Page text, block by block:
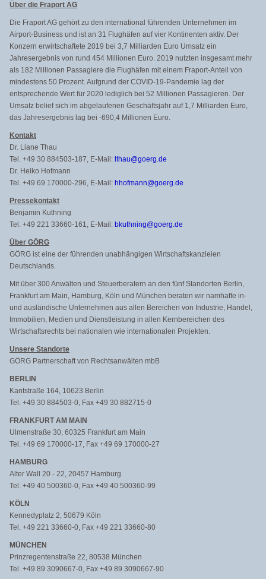
Über die Fraport AG
Die Fraport AG gehört zu den international führenden Unternehmen im
Airport-Business und ist an 31 Flughäfen auf vier Kontinenten aktiv. Der
Konzern erwirtschaftete 2019 bei 3,7 Milliarden Euro Umsatz ein
Jahresergebnis von rund 454 Millionen Euro. 2019 nutzten insgesamt mehr
als 182 Millionen Passagiere die Flughäfen mit einem Fraport-Anteil von
mindestens 50 Prozent. Aufgrund der COVID-19-Pandemie lag der
entsprechende Wert für 2020 lediglich bei 52 Millionen Passagieren. Der
Umsatz belief sich im abgelaufenen Geschäftsjahr auf 1,7 Milliarden Euro,
das Jahresergebnis lag bei -690,4 Millionen Euro.
Kontakt
Dr. Liane Thau
Tel. +49 30 884503-187, E-Mail: lthau@goerg.de
Dr. Heiko Hofmann
Tel. +49 69 170000-296, E-Mail: hhofmann@goerg.de
Pressekontakt
Benjamin Kuthning
Tel. +49 221 33660-161, E-Mail: bkuthning@goerg.de
Über GÖRG
GÖRG ist eine der führenden unabhängigen Wirtschaftskanzleien
Deutschlands.
Mit über 300 Anwälten und Steuerberatern an den fünf Standorten Berlin,
Frankfurt am Main, Hamburg, Köln und München beraten wir namhafte in-
und ausländische Unternehmen aus allen Bereichen von Industrie, Handel,
Immobilien, Medien und Dienstleistung in allen Kernbereichen des
Wirtschaftsrechts bei nationalen wie internationalen Projekten.
Unsere Standorte
GÖRG Partnerschaft von Rechtsanwälten mbB
BERLIN
Kantstraße 164, 10623 Berlin
Tel. +49 30 884503-0, Fax +49 30 882715-0
FRANKFURT AM MAIN
Ulmenstraße 30, 60325 Frankfurt am Main
Tel. +49 69 170000-17, Fax +49 69 170000-27
HAMBURG
Alter Wall 20 - 22, 20457 Hamburg
Tel. +49 40 500360-0, Fax +49 40 500360-99
KÖLN
Kennedyplatz 2, 50679 Köln
Tel. +49 221 33660-0, Fax +49 221 33660-80
MÜNCHEN
Prinzregentenstraße 22, 80538 München
Tel. +49 89 3090667-0, Fax +49 89 3090667-90